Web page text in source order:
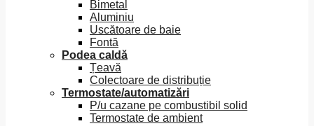
Bimetal
Aluminiu
Uscătoare de baie
Fontă
Podea caldă
Țeavă
Colectoare de distribuție
Termostate/automatizări
P/u cazane pe combustibil solid
Termostate de ambient